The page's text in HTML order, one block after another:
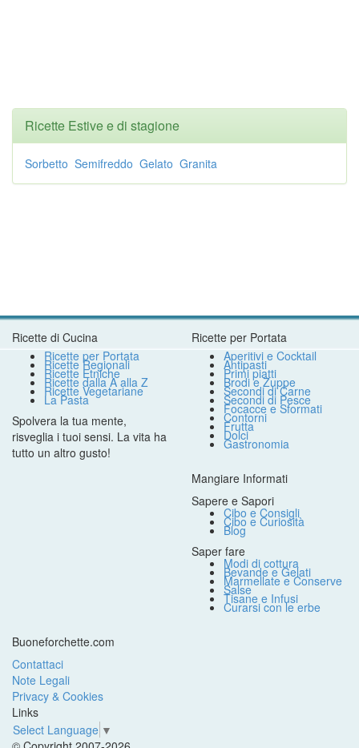
Ricette Estive e di stagione
Sorbetto Semifreddo Gelato Granita
Ricette di Cucina
Ricette per Portata
Ricette Regionali
Ricette Etniche
Ricette dalla A alla Z
Ricette Vegetariane
La Pasta
Spolvera la tua mente,
risveglia i tuoi sensi. La vita ha
tutto un altro gusto!
Ricette per Portata
Aperitivi e Cocktail
Antipasti
Primi piatti
Brodi e Zuppe
Secondi di Carne
Secondi di Pesce
Focacce e Sformati
Contorni
Frutta
Dolci
Gastronomia
Mangiare Informati
Sapere e Sapori
Cibo e Consigli
Cibo e Curiosità
Blog
Saper fare
Modi di cottura
Bevande e Gelati
Marmellate e Conserve
Salse
Tisane e Infusi
Curarsi con le erbe
Buoneforchette.com
Contattaci
Note Legali
Privacy & Cookies
Links
Select Language ▼